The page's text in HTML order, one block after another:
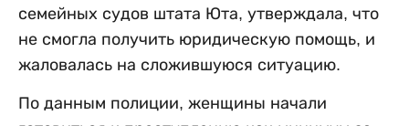
семейных судов штата Юта, утверждала, что
не смогла получить юридическую помощь, и
жаловалась на сложившуюся ситуацию.
По данным полиции, женщины начали